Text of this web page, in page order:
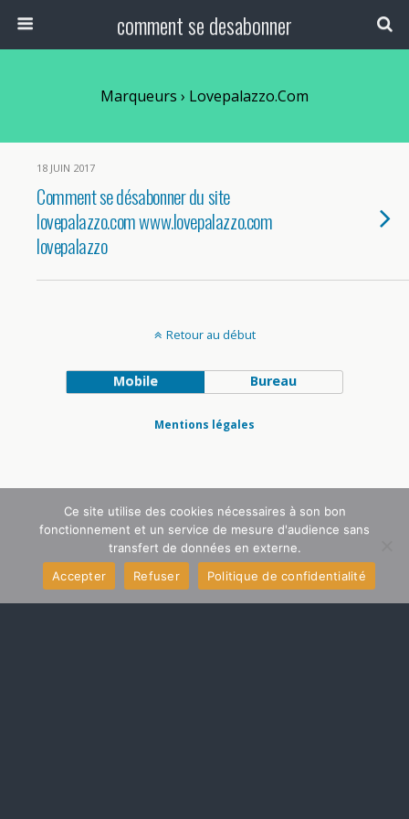
comment se desabonner
Marqueurs › Lovepalazzo.com
18 JUIN 2017
Comment se désabonner du site
lovepalazzo.com www.lovepalazzo.com
lovepalazzo
Retour au début
Mobile Bureau
Mentions légales
Ce site utilise des cookies nécessaires à son bon
fonctionnement et un service de mesure d'audience sans
transfert de données en externe.
Accepter
Refuser Politique de confidentialité